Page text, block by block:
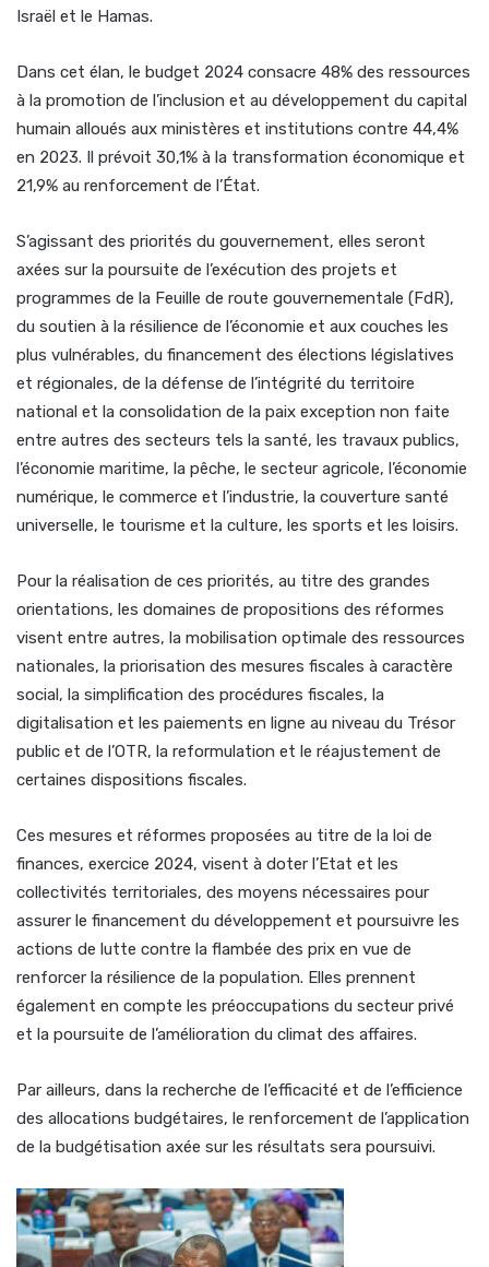
Israël et le Hamas.
Dans cet élan, le budget 2024 consacre 48% des ressources
à la promotion de l’inclusion et au développement du capital
humain alloués aux ministères et institutions contre 44,4%
en 2023. Il prévoit 30,1% à la transformation économique et
21,9% au renforcement de l’État.
S’agissant des priorités du gouvernement, elles seront
axées sur la poursuite de l’exécution des projets et
programmes de la Feuille de route gouvernementale (FdR),
du soutien à la résilience de l’économie et aux couches les
plus vulnérables, du financement des élections législatives
et régionales, de la défense de l’intégrité du territoire
national et la consolidation de la paix exception non faite
entre autres des secteurs tels la santé, les travaux publics,
l’économie maritime, la pêche, le secteur agricole, l’économie
numérique, le commerce et l’industrie, la couverture santé
universelle, le tourisme et la culture, les sports et les loisirs.
Pour la réalisation de ces priorités, au titre des grandes
orientations, les domaines de propositions des réformes
visent entre autres, la mobilisation optimale des ressources
nationales, la priorisation des mesures fiscales à caractère
social, la simplification des procédures fiscales, la
digitalisation et les paiements en ligne au niveau du Trésor
public et de l’OTR, la reformulation et le réajustement de
certaines dispositions fiscales.
Ces mesures et réformes proposées au titre de la loi de
finances, exercice 2024, visent à doter l’Etat et les
collectivités territoriales, des moyens nécessaires pour
assurer le financement du développement et poursuivre les
actions de lutte contre la flambée des prix en vue de
renforcer la résilience de la population. Elles prennent
également en compte les préoccupations du secteur privé
et la poursuite de l’amélioration du climat des affaires.
Par ailleurs, dans la recherche de l’efficacité et de l’efficience
des allocations budgétaires, le renforcement de l’application
de la budgétisation axée sur les résultats sera poursuivi.